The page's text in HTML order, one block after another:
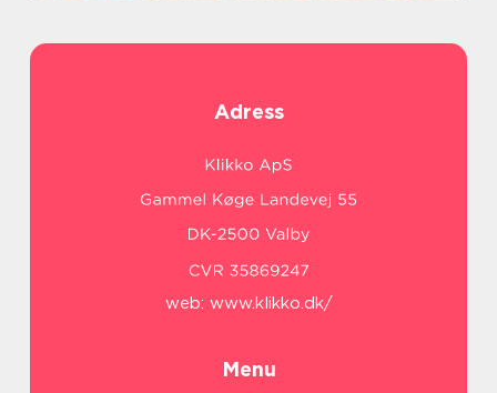
Adress
web: www.klikko.dk/
Menu